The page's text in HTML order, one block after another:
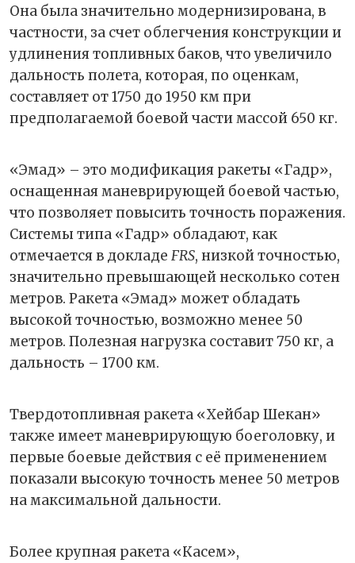
Она была значительно модернизирована, в
частности, за счет облегчения конструкции и
удлинения топливных баков, что увеличило
дальность полета, которая, по оценкам,
составляет от 1750 до 1950 км при
предполагаемой боевой части массой 650 кг.
«Эмад» – это модификация ракеты «Гадр»,
оснащенная маневрирующей боевой частью,
что позволяет повысить точность поражения.
Системы типа «Гадр» обладают, как
отмечается в докладе FRS, низкой точностью,
значительно превышающей несколько сотен
метров. Ракета «Эмад» может обладать
высокой точностью, возможно менее 50
метров. Полезная нагрузка составит 750 кг, а
дальность – 1700 км.
Твердотопливная ракета «Хейбар Шекан»
также имеет маневрирующую боеголовку, и
первые боевые действия с её применением
показали высокую точность менее 50 метров
на максимальной дальности.
Более крупная ракета «Касем»,